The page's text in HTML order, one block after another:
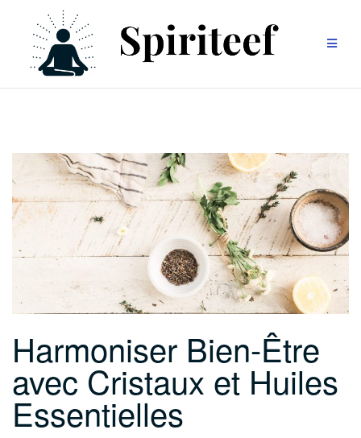
contenu
Harmoniser Bien-Être
avec Cristaux et Huiles
Essentielles